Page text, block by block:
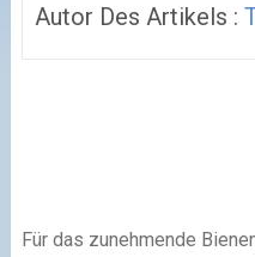
Autor Des Artikels :
Für das zunehmende